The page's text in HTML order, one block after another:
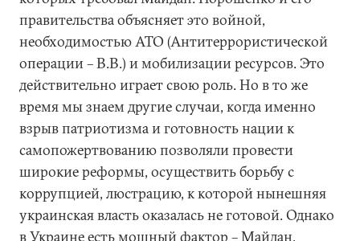
правительства объясняет это войной,
необходимостью АТО (Антитеррористической
операции – В.В.) и мобилизации ресурсов. Это
действительно играет свою роль. Но в то же
время мы знаем другие случаи, когда именно
взрыв патриотизма и готовность нации к
самопожертвованию позволяли провести
широкие реформы, осуществить борьбу с
коррупцией, люстрацию, к которой нынешняя
украинская власть оказалась не готовой. Однако
в Украине есть мощный фактор – Майдан,